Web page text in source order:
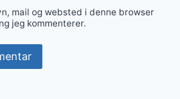
mail og websted i denne browser
jeg kommenterer.